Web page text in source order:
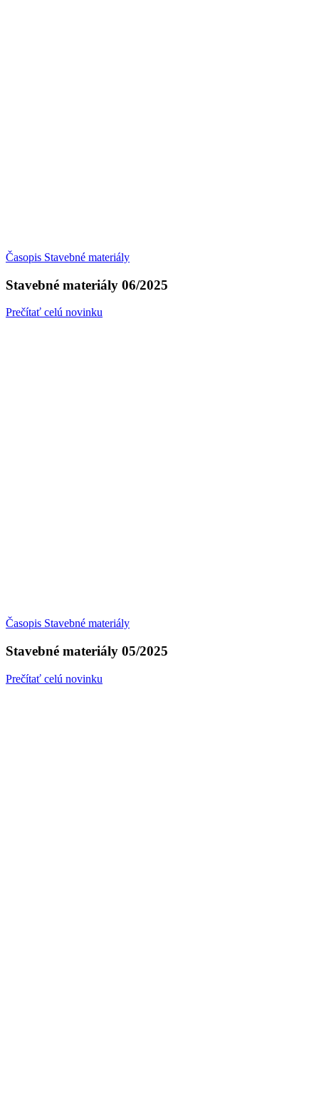
Časopis Stavebné materiály
Stavebné materiály 06/2025
Prečítať celú novinku
Časopis Stavebné materiály
Stavebné materiály 05/2025
Prečítať celú novinku